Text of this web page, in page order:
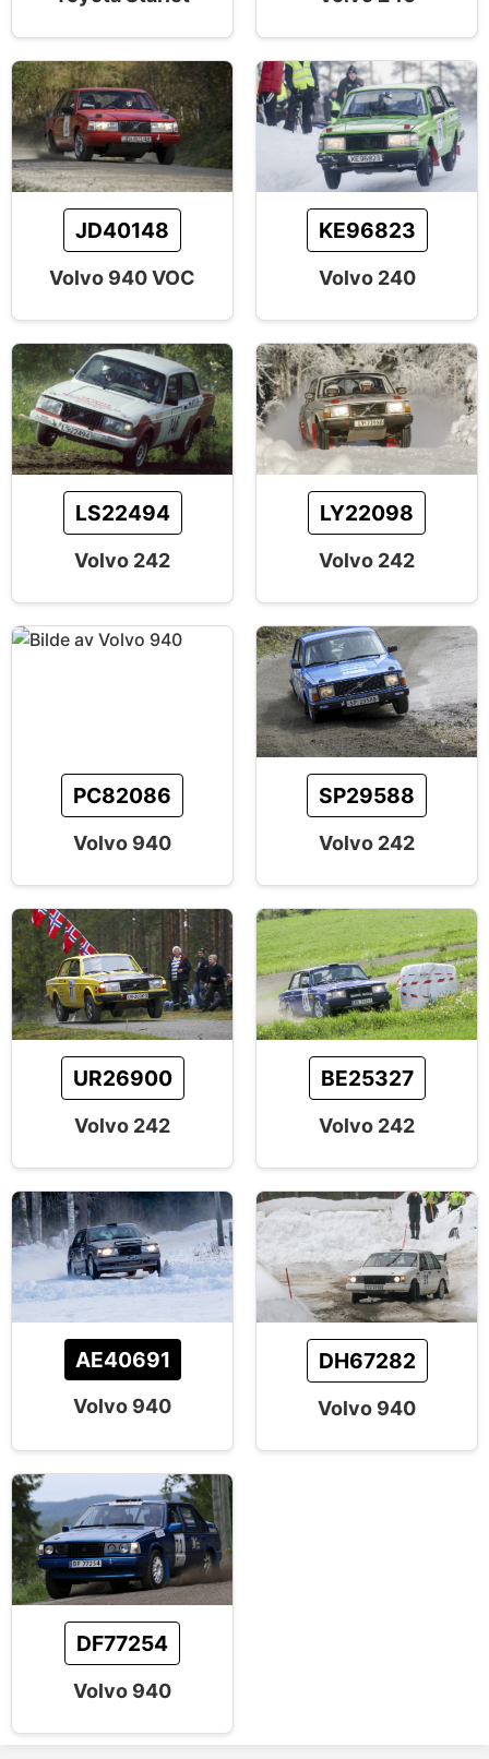
JD40148
Volvo 940 VOC
KE96823
Volvo 240
LS22494
Volvo 242
LY22098
Volvo 242
PC82086
Volvo 940
SP29588
Volvo 242
UR26900
Volvo 242
BE25327
Volvo 242
AE40691
Volvo 940
DH67282
Volvo 940
DF77254
Volvo 940